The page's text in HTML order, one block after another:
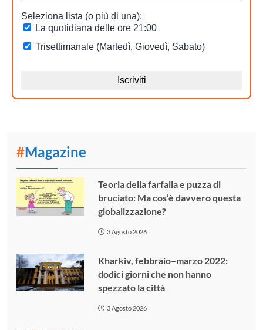
#Magazine
Teoria della farfalla e puzza di
bruciato: Ma cos’è davvero questa
globalizzazione?
3 Agosto 2026
Kharkiv, febbraio–marzo 2022:
dodici giorni che non hanno
spezzato la città
3 Agosto 2026